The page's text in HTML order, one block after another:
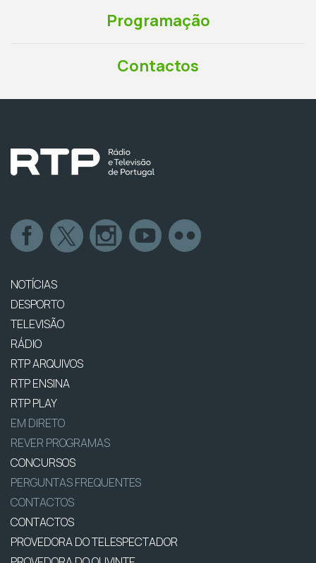
Programação
Contactos
NOTÍCIAS
DESPORTO
TELEVISÃO
RÁDIO
RTP ARQUIVOS
RTP ENSINA
RTP PLAY
EM DIRETO
REVER PROGRAMAS
CONCURSOS
PERGUNTAS FREQUENTES
CONTACTOS
CONTACTOS
PROVEDORA DO TELESPECTADOR